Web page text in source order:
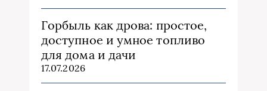
Горбыль как дрова: простое,
доступное и умное топливо
для дома и дачи
17.07.2026